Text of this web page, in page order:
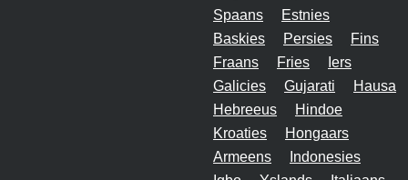
Spaans
Estnies
Baskies
Persies
Fins
Fraans
Fries
Iers
Galicies
Gujarati
Hausa
Hebreeus
Hindoe
Kroaties
Hongaars
Armeens
Indonesies